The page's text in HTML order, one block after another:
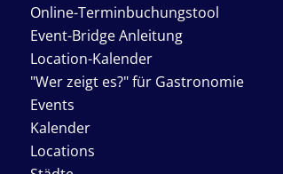
Online-Terminbuchungstool
Event-Bridge Anleitung
Location-Kalender
"Wer zeigt es?" für Gastronomie
Events
Kalender
Locations